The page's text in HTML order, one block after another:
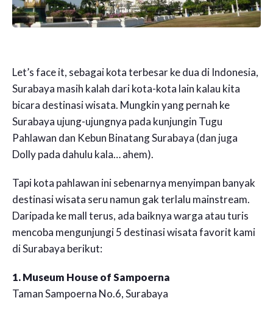
Let’s face it, sebagai kota terbesar ke dua di Indonesia,
Surabaya masih kalah dari kota-kota lain kalau kita
bicara destinasi wisata. Mungkin yang pernah ke
Surabaya ujung-ujungnya pada kunjungin Tugu
Pahlawan dan Kebun Binatang Surabaya (dan juga
Dolly pada dahulu kala… ahem).
Tapi kota pahlawan ini sebenarnya menyimpan banyak
destinasi wisata seru namun gak terlalu mainstream.
Daripada ke mall terus, ada baiknya warga atau turis
mencoba mengunjungi 5 destinasi wisata favorit kami
di Surabaya berikut:
1. Museum House of Sampoerna
Taman Sampoerna No.6, Surabaya